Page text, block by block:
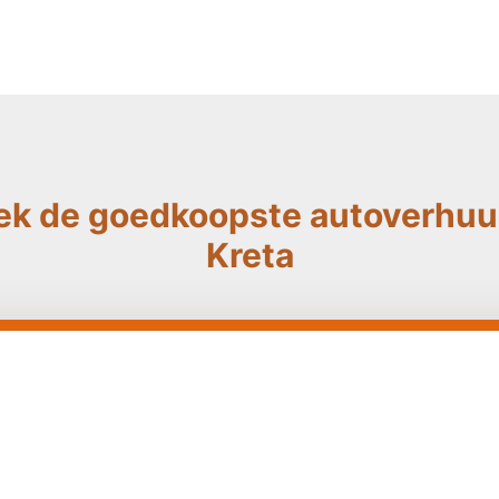
de goedkoopste
Kreta